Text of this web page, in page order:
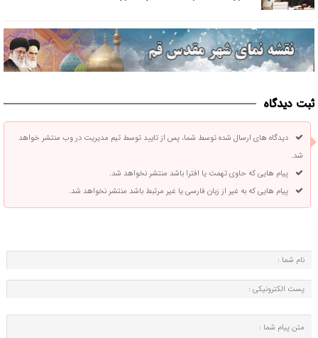
ثبت دیدگاه
دیدگاه های ارسال شده توسط شما، پس از تایید توسط تیم مدیریت در وب منتشر خواهد
شد.
پیام هایی که حاوی تهمت یا افترا باشد منتشر نخواهد شد.
پیام هایی که به غیر از زبان فارسی یا غیر مرتبط باشد منتشر نخواهد شد.